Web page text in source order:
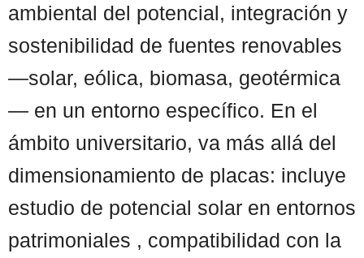
ambiental del potencial, integración y
sostenibilidad de fuentes renovables
—solar, eólica, biomasa, geotérmica
— en un entorno específico. En el
ámbito universitario, va más allá del
dimensionamiento de placas: incluye
estudio de potencial solar en entornos
patrimoniales , compatibilidad con la